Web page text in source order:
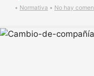
• Normativa • No hay